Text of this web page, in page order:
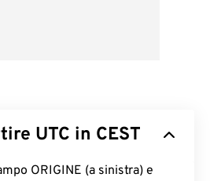
UTC in CEST
ORIGINE (a sinistra) e